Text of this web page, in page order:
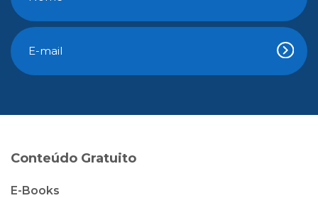
Conteúdo Gratuito
E-Books